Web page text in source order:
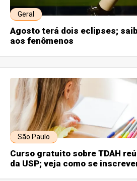
Geral
Agosto terá dois eclipses;
aos fenômenos
São Paulo
Curso gratuito sobre TDAH
da USP; veja como se